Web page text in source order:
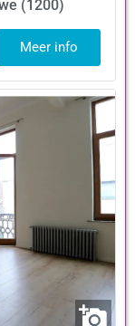
(1200)
Meer info